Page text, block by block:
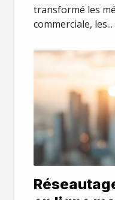
sans cold
transformé les
commerciale, les...